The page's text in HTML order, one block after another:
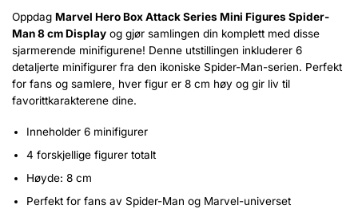
Oppdag Marvel Hero Box Attack Series Mini Figures Spider-
Man 8 cm Display og gjør samlingen din komplett med disse
sjarmerende minifigurene! Denne utstillingen inkluderer 6
detaljerte minifigurer fra den ikoniske Spider-Man-serien. Perfekt
for fans og samlere, hver figur er 8 cm høy og gir liv til
favorittkarakterene dine.
Inneholder 6 minifigurer
4 forskjellige figurer totalt
Høyde: 8 cm
Perfekt for fans av Spider-Man og Marvel-universet